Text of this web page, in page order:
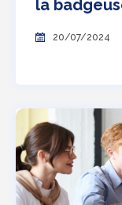
la
20/07/2024